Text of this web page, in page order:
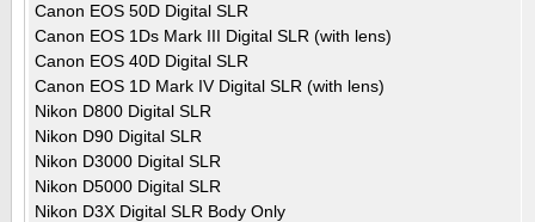
Canon EOS 50D Digital SLR
Canon EOS 1Ds Mark III Digital SLR (with lens)
Canon EOS 40D Digital SLR
Canon EOS 1D Mark IV Digital SLR (with lens)
Nikon D800 Digital SLR
Nikon D90 Digital SLR
Nikon D3000 Digital SLR
Nikon D5000 Digital SLR
Nikon D3X Digital SLR Body Only